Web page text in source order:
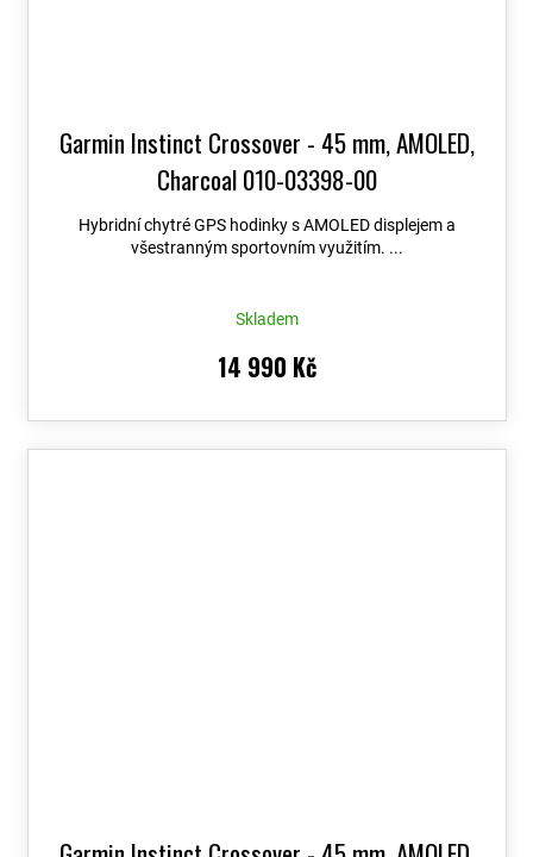
Garmin Instinct Crossover - 45 mm, AMOLED,
Charcoal 010-03398-00
Hybridní chytré GPS hodinky s AMOLED displejem a
všestranným sportovním využitím. ...
Skladem
14 990 Kč